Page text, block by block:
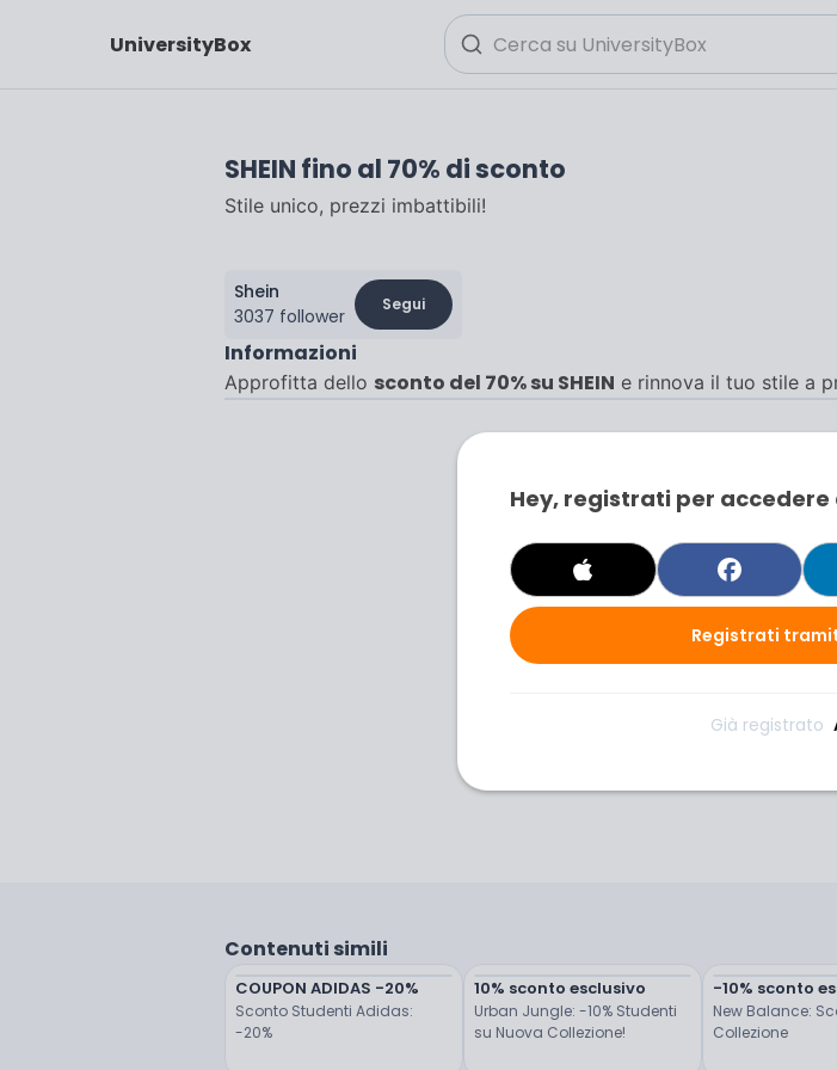
UniversityBox
SHEIN fino al 70% di sconto
Stile unico, prezzi imbattibili!
Shein
3037 follower
Segui
Informazioni
Approfitta dello sconto del 70% su SHEIN e rinnova il tuo stile a
Contenuti simili
COUPON ADIDAS -20%
Sconto Studenti Adidas:
-20%
10% sconto esclusivo
Urban Jungle: -10% Studenti
su Nuova Collezione!
-10% sconto
New Balance:
Collezione
Hey, registrati per
Registrati
Già registrato